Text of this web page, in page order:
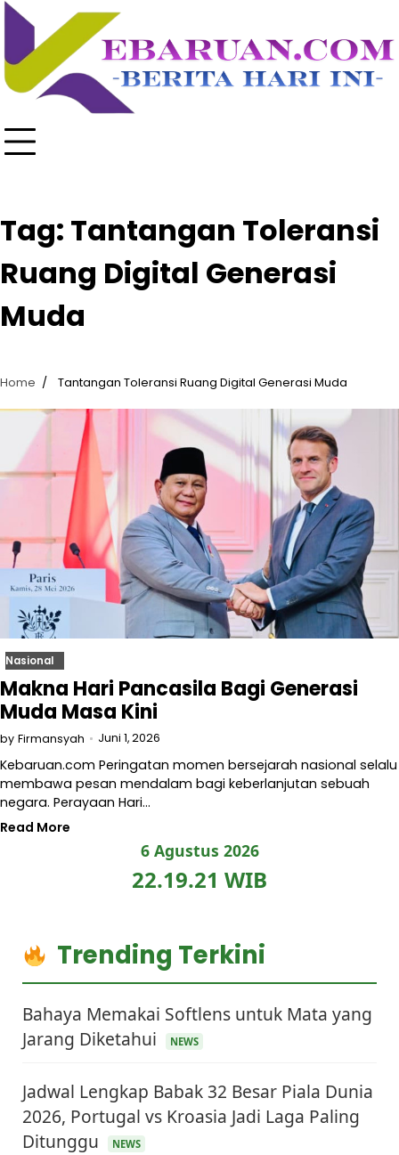
Skip
content
Tag: Tantangan Toleransi
Ruang Digital Generasi
Muda
Home Tantangan Toleransi Ruang Digital Generasi Muda
Nasional
Makna Hari Pancasila Bagi Generasi
Muda Masa Kini
by Firmansyah Juni 1, 2026
Kebaruan.com Peringatan momen bersejarah nasional selalu
membawa pesan mendalam bagi keberlanjutan sebuah
negara. Perayaan Hari…
Read More
6 Agustus 2026
22.19.21 WIB
Trending Terkini
Bahaya Memakai Softlens untuk Mata yang
Jarang Diketahui
NEWS
Jadwal Lengkap Babak 32 Besar Piala Dunia
2026, Portugal vs Kroasia Jadi Laga Paling
Ditunggu
NEWS